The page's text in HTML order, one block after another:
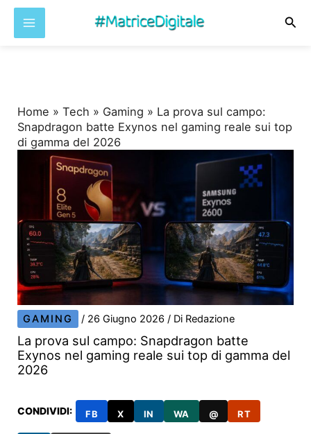
Home »Tech » Gaming » La prova sul campo:
Snapdragon batte Exynos nel gaming reale sui top
di gamma del 2026
GAMING / 26 Giugno 2026/ Di Redazione
La prova sul campo: Snapdragon batte
Exynos nel gaming reale sui top di gamma del
2026
CONDIVIDI: FB X IN WA @ RT